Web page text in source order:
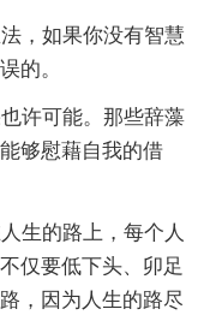
，如果你没有智慧
的。
许可能。那些辞藻
够慰藉自我的借
生的路上，每个人
仅要低下头、卯足
，因为人生的路尽